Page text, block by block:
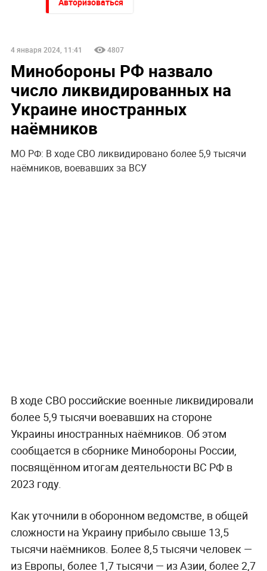
Авторизоваться
4 января 2024, 11:41 4807
Минобороны РФ назвало
число ликвидированных на
Украине иностранных
наёмников
МО РФ: В ходе СВО ликвидировано более 5,9 тысячи
наёмников, воевавших за ВСУ
В ходе СВО российские военные ликвидировали
более 5,9 тысячи воевавших на стороне
Украины иностранных наёмников. Об этом
сообщается в сборнике Минобороны России,
посвящённом итогам деятельности ВС РФ в
2023 году.
Как уточнили в оборонном ведомстве, в общей
сложности на Украину прибыло свыше 13,5
тысячи наёмников. Более 8,5 тысячи человек —
из Европы, более 1,7 тысячи — из Азии, более 2,7